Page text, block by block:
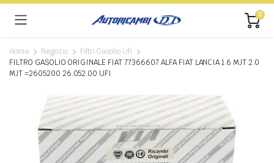
0
Home Negozio
Filtri Gasolio Ufi
FILTRO GASOLIO ORIGINALE FIAT 77366607 ALFA FIAT LANCIA 1.6 MJT 2.0
MJT =2605200 26.052.00 UFI